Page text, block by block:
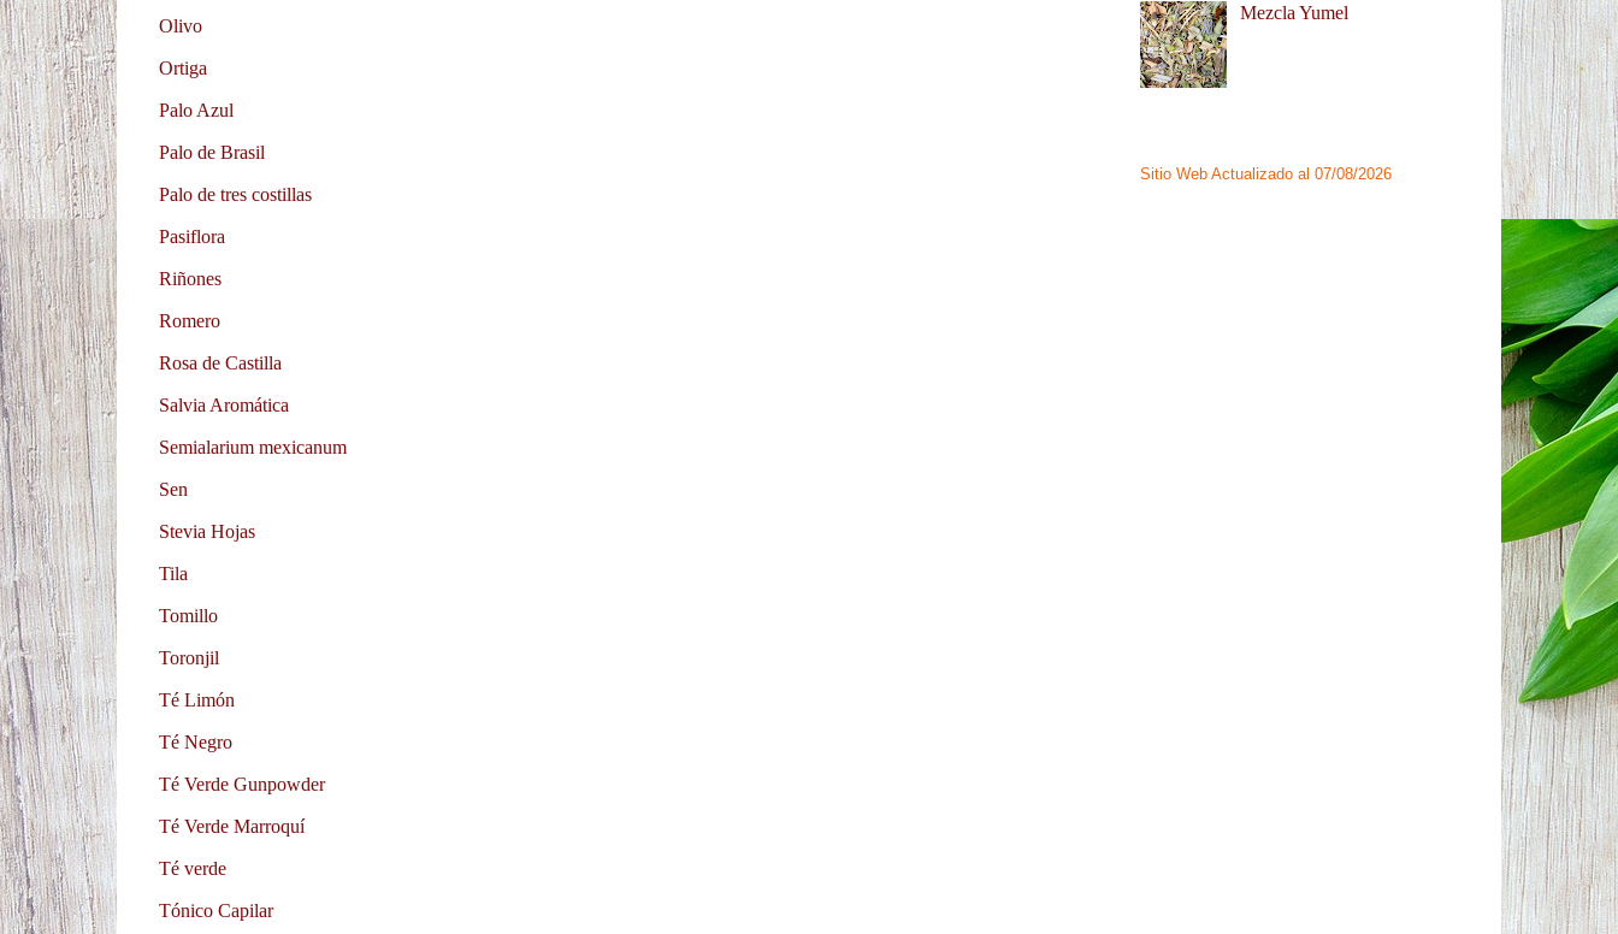
Olivo
Ortiga
Palo Azul
Palo de Brasil
Palo de tres costillas
Pasiflora
Riñones
Romero
Rosa de Castilla
Salvia Aromática
Semialarium mexicanum
Sen
Stevia Hojas
Tila
Tomillo
Toronjil
Té Limón
Té Negro
Té Verde Gunpowder
Té Verde Marroquí
Té verde
Tónico Capilar
Mezcla Yumel
Sitio Web Actualizado al 07/08/2026